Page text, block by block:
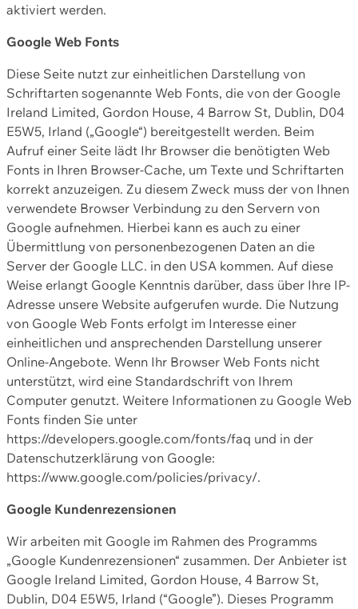
aktiviert werden.
Google Web Fonts
Diese Seite nutzt zur einheitlichen Darstellung von
Schriftarten sogenannte Web Fonts, die von der Google
Ireland Limited, Gordon House, 4 Barrow St, Dublin, D04
E5W5, Irland („Google“) bereitgestellt werden. Beim
Aufruf einer Seite lädt Ihr Browser die benötigten Web
Fonts in Ihren Browser-Cache, um Texte und Schriftarten
korrekt anzuzeigen. Zu diesem Zweck muss der von Ihnen
verwendete Browser Verbindung zu den Servern von
Google aufnehmen. Hierbei kann es auch zu einer
Übermittlung von personenbezogenen Daten an die
Server der Google LLC. in den USA kommen. Auf diese
Weise erlangt Google Kenntnis darüber, dass über Ihre IP-
Adresse unsere Website aufgerufen wurde. Die Nutzung
von Google Web Fonts erfolgt im Interesse einer
einheitlichen und ansprechenden Darstellung unserer
Online-Angebote. Wenn Ihr Browser Web Fonts nicht
unterstützt, wird eine Standardschrift von Ihrem
Computer genutzt. Weitere Informationen zu Google Web
Fonts finden Sie unter
https://developers.google.com/fonts/faq und in der
Datenschutzerklärung von Google:
https://www.google.com/policies/privacy/.
Google Kundenrezensionen
Wir arbeiten mit Google im Rahmen des Programms
„Google Kundenrezensionen“ zusammen. Der Anbieter ist
Google Ireland Limited, Gordon House, 4 Barrow St,
Dublin, D04 E5W5, Irland (“Google”). Dieses Programm